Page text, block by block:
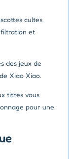
cultes
et
des jeux de
Xiao Xiao.
titres vous
pour une